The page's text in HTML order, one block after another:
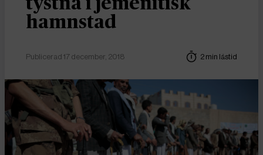
hamnstad
Publicerad 17 december, 2018 2 min lästid